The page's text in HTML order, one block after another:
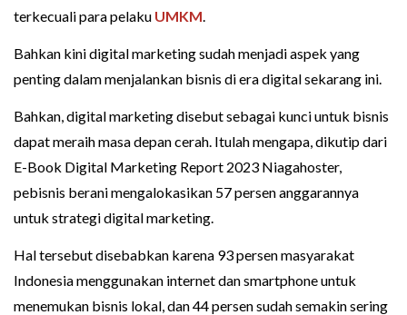
terkecuali para pelaku UMKM.
Bahkan kini digital marketing sudah menjadi aspek yang
penting dalam menjalankan bisnis di era digital sekarang ini.
Bahkan, digital marketing disebut sebagai kunci untuk bisnis
dapat meraih masa depan cerah. Itulah mengapa, dikutip dari
E-Book Digital Marketing Report 2023 Niagahoster,
pebisnis berani mengalokasikan 57 persen anggarannya
untuk strategi digital marketing.
Hal tersebut disebabkan karena 93 persen masyarakat
Indonesia menggunakan internet dan smartphone untuk
menemukan bisnis lokal, dan 44 persen sudah semakin sering